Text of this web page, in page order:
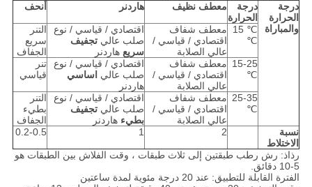
درجة
الحرارة
والمباراة
درجة
الحرارة
معطف نظيف هاردنر أنحف
℃ 15
℃
معطف شفاف
اقتصادي / قياسي /
عالي الصلابة
اقتصادي / قياسي / نوع
صلب عالي تجفيف
سريع هاردنر
التنر
سريع
الجفاف
15-25
℃
معطف شفاف
اقتصادي / قياسي /
عالي الصلابة
اقتصادي / قياسي / نوع
صلب عالي
اساسي
هاردنر
تنر
قياسي
25-35
℃
معطف شفاف
اقتصادي / قياسي /
عالي الصلابة
اقتصادي / قياسي / نوع
صلب عالي تجفيف
بطيء هاردنر
التنر
بطيء
الجفاف
نسبة
الاختلاط
2
1
0.2-0.5
رذاذ: رش رطب طبقتين إلى ثلاث طبقات ، وقت الفلاش بين الطبقات هو
5-10 دقائق.
الفترة القابلة للتطبيق: عند 20 درجة مئوية لمدة ساعتين